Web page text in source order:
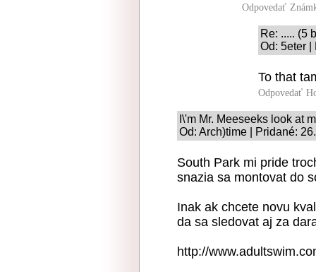
Odpovedať
Re: ..... (5
Od: 5eter |
To that
Odpovedať
I\'m Mr. Meeseeks look at
Od: Arch)time | Pridané:
South Park mi pride
snazia sa montovat do
Inak ak chcete novu
da sa sledovat aj za
http://